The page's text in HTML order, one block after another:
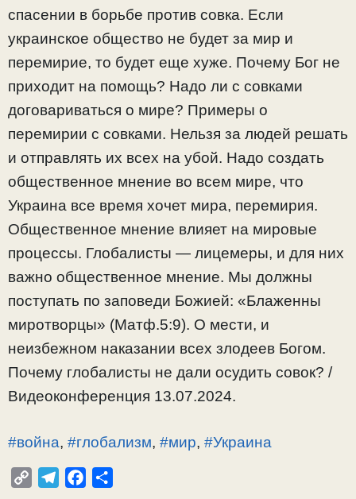
спасении в борьбе против совка. Если
украинское общество не будет за мир и
перемирие, то будет еще хуже. Почему Бог не
приходит на помощь? Надо ли с совками
договариваться о мире? Примеры о
перемирии с совками. Нельзя за людей решать
и отправлять их всех на убой. Надо создать
общественное мнение во всем мире, что
Украина все время хочет мира, перемирия.
Общественное мнение влияет на мировые
процессы. Глобалисты — лицемеры, и для них
важно общественное мнение. Мы должны
поступать по заповеди Божией: «Блаженны
миротворцы» (Матф.5:9). О мести, и
неизбежном наказании всех злодеев Богом.
Почему глобалисты не дали осудить совок? /
Видеоконференция 13.07.2024.
#война, #глобализм, #мир, #Украина